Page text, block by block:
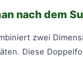
nach dem
zwei
Diese